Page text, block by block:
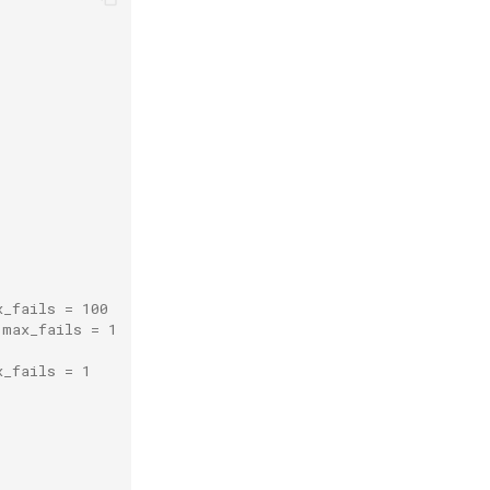
= 100
= 1
= 1